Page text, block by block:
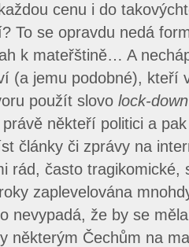
cenu i do
To se opravdu nedá
k mateřštině… A
(a jemu podobné), kteří
použít slovo lock-down
někteří politici a
články či zprávy na
rád, často tragikomické,
zaplevelována
nevypadá, že by se
některým Čechům na